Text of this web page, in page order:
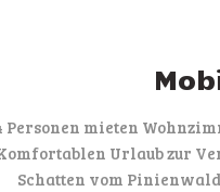
mieten
Urlaub zur
Schatten vom